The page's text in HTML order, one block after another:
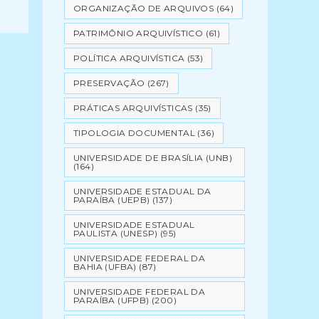
ORGANIZAÇÃO DE ARQUIVOS (64)
PATRIMÔNIO ARQUIVÍSTICO (61)
POLÍTICA ARQUIVÍSTICA (53)
PRESERVAÇÃO (267)
PRÁTICAS ARQUIVÍSTICAS (35)
TIPOLOGIA DOCUMENTAL (36)
UNIVERSIDADE DE BRASÍLIA (UNB)
(164)
UNIVERSIDADE ESTADUAL DA
PARAÍBA (UEPB) (137)
UNIVERSIDADE ESTADUAL
PAULISTA (UNESP) (95)
UNIVERSIDADE FEDERAL DA
BAHIA (UFBA) (87)
UNIVERSIDADE FEDERAL DA
PARAÍBA (UFPB) (200)